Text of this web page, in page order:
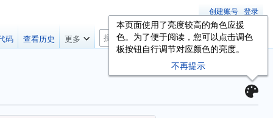
创建账号 登录
码 查看历史 更多
搜
索
本页面使用了亮度较高的角色应援
色。为了便于阅读，您可以点击调色
板按钮自行调节对应颜色的亮度。
不再提示